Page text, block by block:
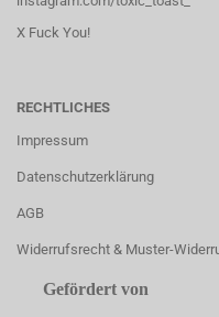
X Fuck You!
RECHTLICHES
Impressum
Datenschutzerklärung
AGB
Widerrufsrecht & Muster-
Gefördert von